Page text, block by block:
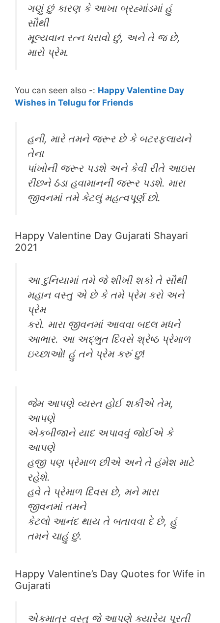
ગણું છું કારણ કે આખા બ્રહ્માંડમાં હું
સૌથી
મૂલ્યવાન રત્ન ધરાવો છું, અને તે જ છે,
મારો પ્રેમ.
You can seen also -: Happy Valentine Day
Wishes in Telugu for Friends
હની, મારે તમને જરૂર છે કે બટરફ્લાયને
તેના
પાંખોની જરૂર પડશે અને કેવી રીતે આઇસ
રીંછને ઠંડા હવામાનની જરૂર પડશે. મારા
જીવનમાં તમે કેટલું મહત્વપૂર્ણ છો.
Happy Valentine Day Gujarati Shayari
2021
આ દુનિયામાં તમે જે શીખી શકો તે સૌથી
મહાન વસ્તુ એ છે કે તમે પ્રેમ કરો અને
પ્રેમ
કરો. મારા જીવનમાં આવવા બદલ મધને
આભાર. આ અદ્ભુત દિવસે શ્રેષ્ઠ પ્રેમાળ
ઇચ્છાઓ! હું તને પ્રેમ કરું છુ!
જેમ આપણે વ્યસ્ત હોઈ શકીએ તેમ,
આપણે
એકબીજાને યાદ અપાવવું જોઈએ કે
આપણે
હજી પણ પ્રેમાળ છીએ અને તે હંમેશ માટે
રહેશે.
હવે તે પ્રેમાળ દિવસ છે, મને મારા
જીવનમાં તમને
કેટલો આનંદ થાય તે બતાવવા દે છે, હું
તમને ચાહું છું.
Happy Valentine’s Day Quotes for Wife in
Gujarati
એકમાત્ર વસ્તુ જે આપણે ક્યારેય પૂરતી